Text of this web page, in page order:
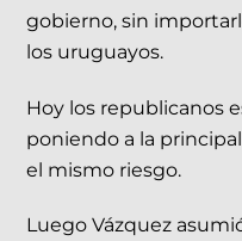
gobierno, sin
los uruguayos.
Hoy los republicanos
poniendo a la
el mismo riesgo.
Luego Vázquez